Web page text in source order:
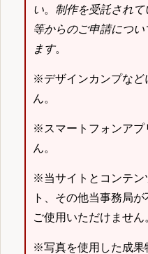
い。 制作を受託され
等からのご申請につ
ます。
※デザインカンプなど
ん。
※スマートフォンアプ
ん。
※当サイトとコンテン
ト、その他当事務局
ご使用いただけません
※写真を使用した成果